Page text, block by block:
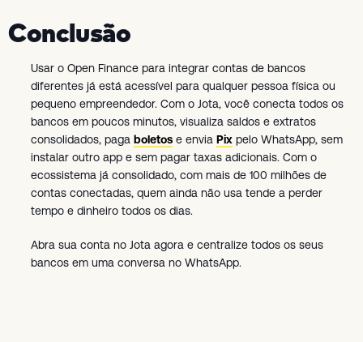
Conclusão
Usar o Open Finance para integrar contas de bancos
diferentes já está acessível para qualquer pessoa física ou
pequeno empreendedor. Com o Jota, você conecta todos os
bancos em poucos minutos, visualiza saldos e extratos
consolidados, paga boletos e envia Pix pelo WhatsApp, sem
instalar outro app e sem pagar taxas adicionais. Com o
ecossistema já consolidado, com mais de 100 milhões de
contas conectadas, quem ainda não usa tende a perder
tempo e dinheiro todos os dias.
Abra sua conta no Jota agora e centralize todos os seus
bancos em uma conversa no WhatsApp.